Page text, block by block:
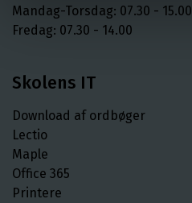
Mandag-Torsdag: 07.30 - 15.00
Fredag: 07.30 - 14.00
Skolens IT
Download af ordbøger
Lectio
Maple
Office 365
Printere